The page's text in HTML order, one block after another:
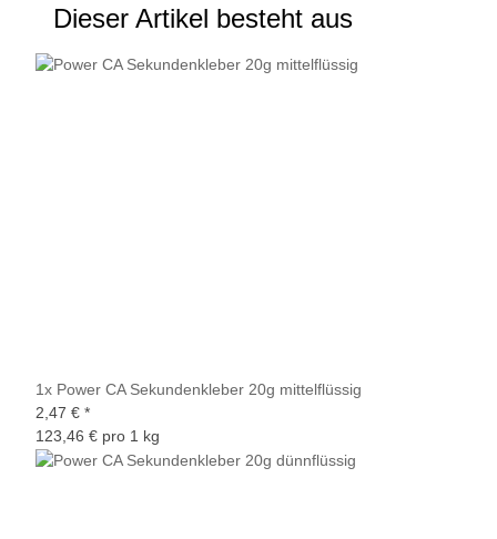
Dieser Artikel besteht aus
1x Power CA Sekundenkleber 20g mittelflüssig
2,47 € *
123,46 € pro 1 kg